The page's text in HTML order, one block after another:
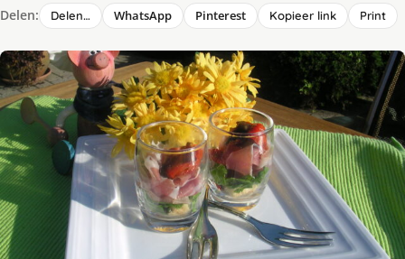
Delen: Delen… WhatsApp Pinterest Kopieer link Print